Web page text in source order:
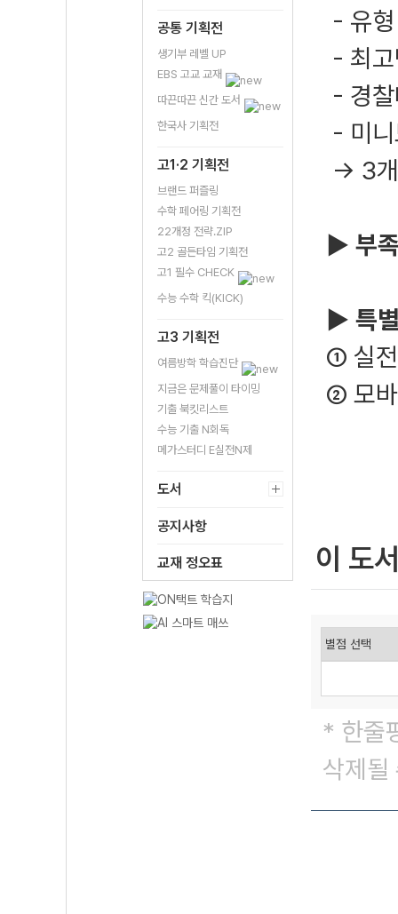
공통 기획전
생기부 레벨 UP
EBS 고교 교재
따끈따끈 신간 도서
한국사 기획전
고1·2 기획전
브랜드 퍼즐링
수학 페어링 기획전
22개정 전략.ZIP
고2 골든타임 기획전
고1 필수 CHECK
수능 수학 킥(KICK)
고3 기획전
여름방학 학습진단
지금은 문제풀이 타이밍
기출 북킷리스트
수능 기출 N회독
메가스터디 E실전N제
도서
공지사항
교재 정오표
- 유
- 최
- 경
- 미
→ 3개
▶ 부
▶ 특
① 실
② 모
이 도
* 한줄
삭제될